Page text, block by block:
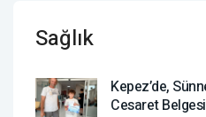
Sağlık
Kepez’de,
Cesaret